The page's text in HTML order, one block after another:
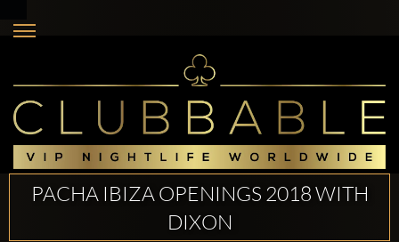
PACHA IBIZA OPENINGS 2018 WITH
DIXON